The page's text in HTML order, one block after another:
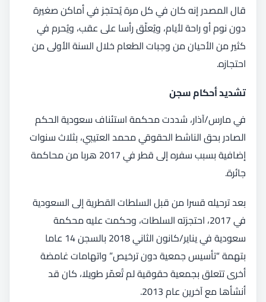
قال المصدر إنه كان في كل مرة يُحتجَز في أماكن صغيرة
دون نوم أو راحة لأيام، ويُعلّق رأسا على عقب، ويُحرم في
كثير من الأحيان من وجبات الطعام خلال السنة الأولى من
احتجازه.
تشديد أحكام سجن
في مارس/آذار، شددت محكمة استئناف سعودية الحكم
الصادر بحق الناشط الحقوقي محمد العتيبي، بثلاث سنوات
إضافية بسبب سفره إلى قطر في 2017 هربا من محاكمة
جائرة.
بعد ترحيله قسرا من قبل السلطات القطرية إلى السعودية
في 2017، احتجزته السلطات، وحكمت عليه محكمة
سعودية في يناير/كانون الثاني 2018 بالسجن 14 عاما
بتهمة “تأسيس جمعية دون ترخيص” واتهامات غامضة
أخرى تتعلق بجمعية حقوقية لم تُعمّر طويلا، كان قد
أنشأها مع آخرين عام 2013.